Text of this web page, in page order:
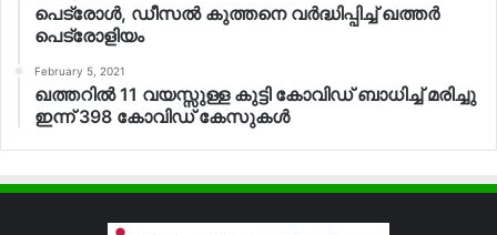
പെട്രോള്‍, ഡീസല്‍ കുത്തനെ വര്‍ദ്ധിപ്പിച്ച് ഖത്തര്‍
പെട്രോളിയം
February 5, 2021
ഖത്തറില്‍ 11 വയസ്സുള്ള കുട്ടി കോവിഡ് ബാധിച്ച് മരിച്ചു
ഇന്ന് 398 കോവിഡ് കേസുകള്‍